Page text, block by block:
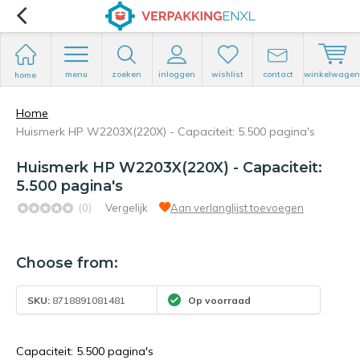
home menu zoeken inloggen wishlist contact winkelwagen
Home
Huismerk HP W2203X(220X) - Capaciteit: 5.500 pagina's
Huismerk HP W2203X(220X) - Capaciteit:
5.500 pagina's
(0) Vergelijk Aan verlanglijst toevoegen
Choose from:
SKU: 8718891081481 Op voorraad
Capaciteit: 5.500 pagina's